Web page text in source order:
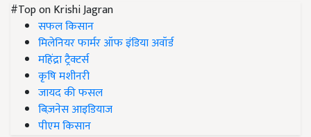
#Top on Krishi Jagran
सफल किसान
मिलेनियर फार्मर ऑफ इंडिया अवॉर्ड
महिंद्रा ट्रैक्टर्स
कृषि मशीनरी
जायद की फसल
बिज़नेस आइडियाज
पीएम किसान